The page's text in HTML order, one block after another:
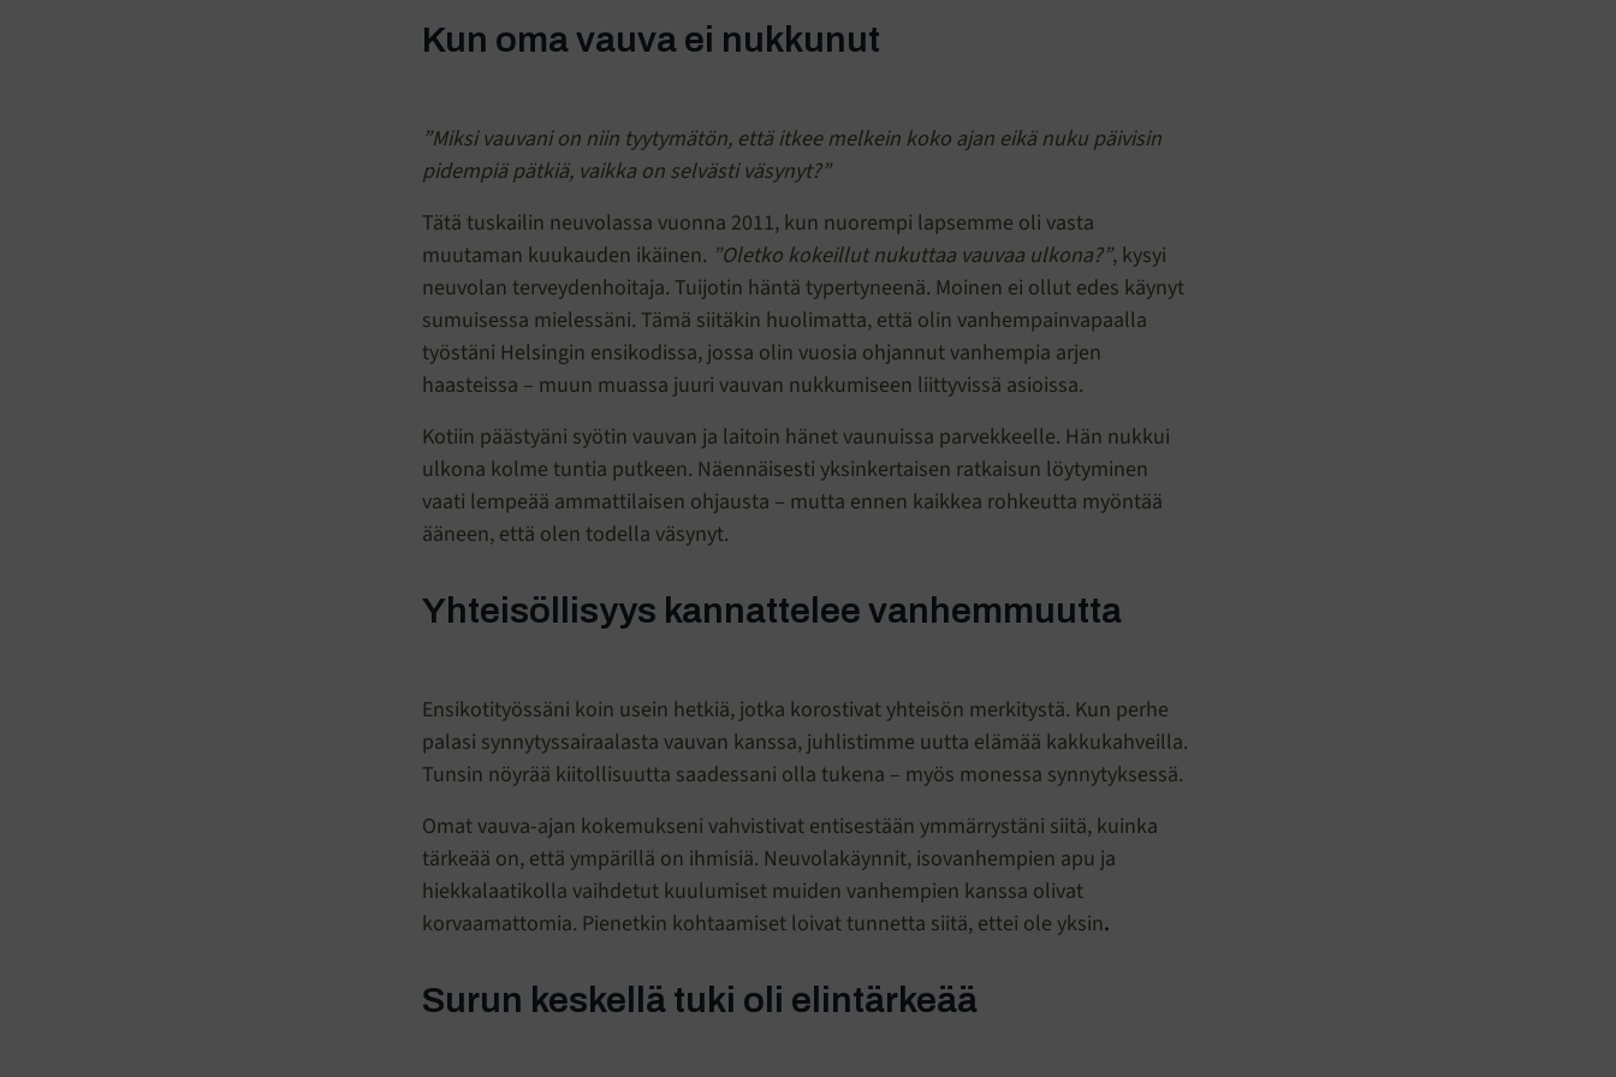
Kun oma vauva ei nukkunut
”Miksi vauvani on niin tyytymätön, että itkee melkein koko ajan eikä nuku päivisin
pidempiä pätkiä, vaikka on selvästi väsynyt?”
Tätä tuskailin neuvolassa vuonna 2011, kun nuorempi lapsemme oli vasta
muutaman kuukauden ikäinen. ”Oletko kokeillut nukuttaa vauvaa ulkona?”, kysyi
neuvolan terveydenhoitaja. Tuijotin häntä typertyneenä. Moinen ei ollut edes käynyt
sumuisessa mielessäni. Tämä siitäkin huolimatta, että olin vanhempainvapaalla
työstäni Helsingin ensikodissa, jossa olin vuosia ohjannut vanhempia arjen
haasteissa – muun muassa juuri vauvan nukkumiseen liittyvissä asioissa.
Kotiin päästyäni syötin vauvan ja laitoin hänet vaunuissa parvekkeelle. Hän nukkui
ulkona kolme tuntia putkeen. Näennäisesti yksinkertaisen ratkaisun löytyminen
vaati lempeää ammattilaisen ohjausta – mutta ennen kaikkea rohkeutta myöntää
ääneen, että olen todella väsynyt.
Yhteisöllisyys kannattelee vanhemmuutta
Ensikotityössäni koin usein hetkiä, jotka korostivat yhteisön merkitystä. Kun perhe
palasi synnytyssairaalasta vauvan kanssa, juhlistimme uutta elämää kakkukahveilla.
Tunsin nöyrää kiitollisuutta saadessani olla tukena – myös monessa synnytyksessä.
Omat vauva-ajan kokemukseni vahvistivat entisestään ymmärrystäni siitä, kuinka
tärkeää on, että ympärillä on ihmisiä. Neuvolakäynnit, isovanhempien apu ja
hiekkalaatikolla vaihdetut kuulumiset muiden vanhempien kanssa olivat
korvaamattomia. Pienetkin kohtaamiset loivat tunnetta siitä, ettei ole yksin.
Surun keskellä tuki oli elintärkeää